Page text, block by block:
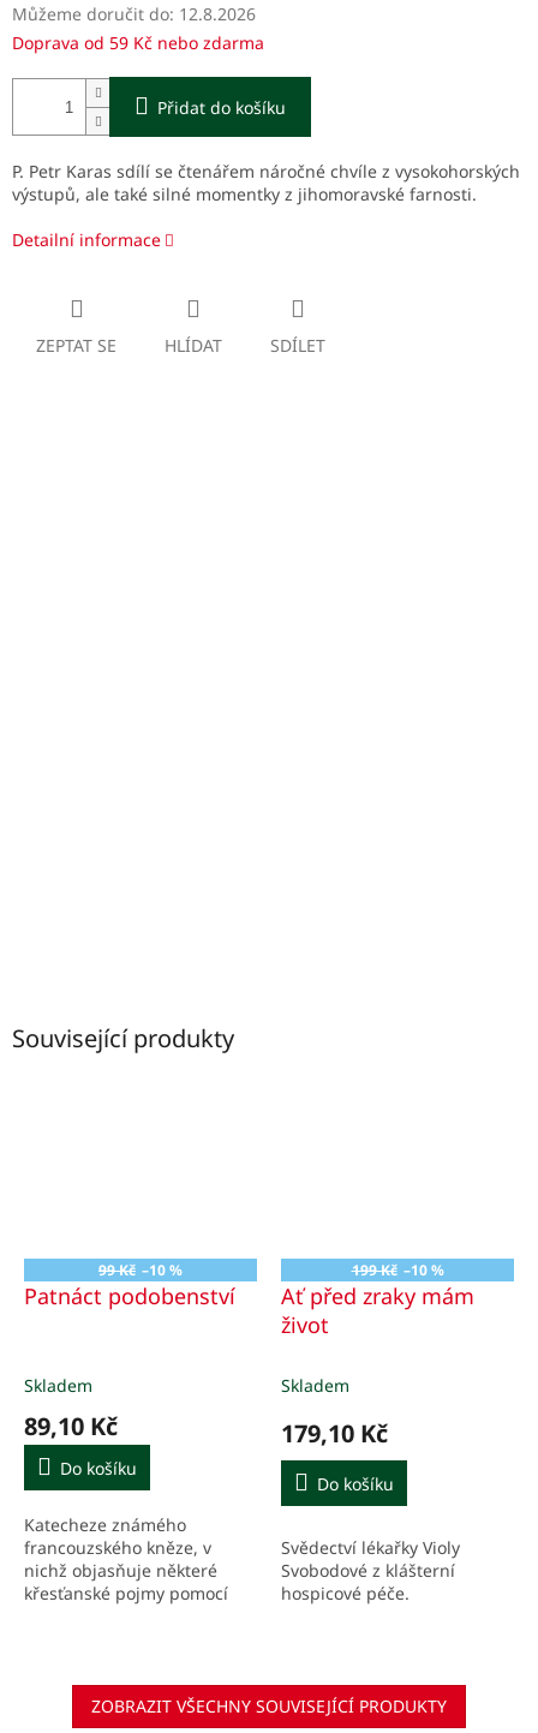
Můžeme doručit do: 12.8.2026
Doprava od 59 Kč nebo zdarma
Přidat do košíku
P. Petr Karas sdílí se čtenářem náročné chvíle z vysokohorských
výstupů, ale také silné momentky z jihomoravské farnosti.
Detailní informace
ZEPTAT SE HLÍDAT SDÍLET
Související produkty
99 Kč –10 %
Patnáct podobenství
Skladem
89,10 Kč
Do košíku
Katecheze známého
francouzského kněze, v
nichž objasňuje některé
křesťanské pojmy pomocí
199 Kč –10 %
Ať před zraky mám
život
Skladem
179,10 Kč
Do košíku
Svědectví lékařky Violy
Svobodové z klášterní
hospicové péče.
ZOBRAZIT VŠECHNY SOUVISEJÍCÍ PRODUKTY